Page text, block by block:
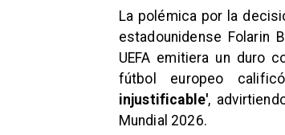
La polémica por la
estadounidense Folarin
UEFA emitiera un duro
fútbol europeo
injustificable',
Mundial 2026.